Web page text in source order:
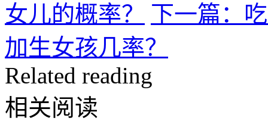
女儿的概率？
下一篇：
加生女孩几率？
Related reading
相关阅读